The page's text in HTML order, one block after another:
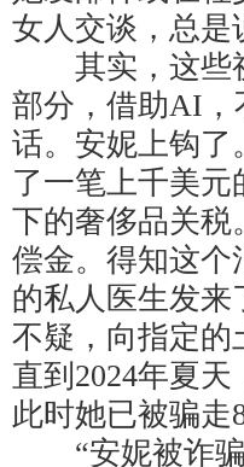
女人交谈，总是
其实，这些视
部分，借助AI，
话。安妮上钩了
了一笔上千美
下的奢侈品关税
偿金。得知这个
的私人医生发
不疑，向指定
直到2024年夏
此时她已被骗走
“安妮被诈骗